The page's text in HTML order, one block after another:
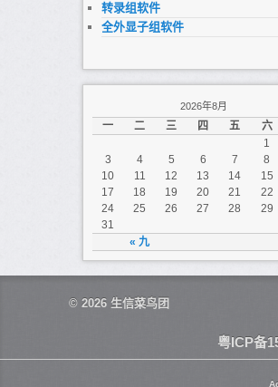
转录组软件
全外显子组软件
2026年8月
一 二 三 四 五 六
« 九
1
3
4 5 6 7 8
10
11 12 13 14 15
17
18 19 20 21 22
24
25 26 27 28 29
31
© 2026 生信菜鸟团
粤ICP备